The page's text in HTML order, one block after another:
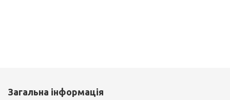
Загальна інформація